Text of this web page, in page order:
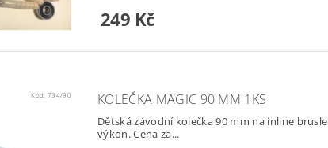
249 Kč
Kód: 734/90 KOLEČKA MAGIC 90 MM 1KS
Dětská závodní kolečka 90 mm na inline
výkon. Cena za...